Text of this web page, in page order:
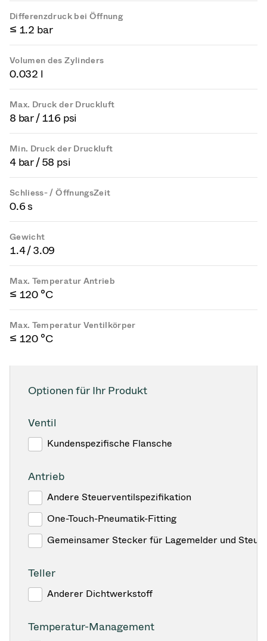
Differenzdruck bei Öffnung
≤ 1.2 bar
Volumen des Zylinders
0.032 l
Max. Druck der Druckluft
8 bar / 116 psi
Min. Druck der Druckluft
4 bar / 58 psi
Schliess- / ÖffnungsZeit
0.6 s
Gewicht
1.4 / 3.09
Max. Temperatur Antrieb
≤ 120 °C
Max. Temperatur Ventilkörper
≤ 120 °C
Optionen für Ihr Produkt
Ventil
Kundenspezifische Flansche
Antrieb
Andere Steuerventilspezifikation
One-Touch-Pneumatik-Fitting
Gemeinsamer Stecker für Lagemelder und
Teller
Anderer Dichtwerkstoff
Temperatur-Management